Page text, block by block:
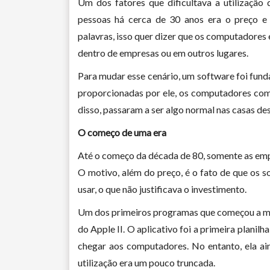
pessoas há cerca de 30 anos era o preço
palavras, isso quer dizer que os
dentro de empresas ou em outros lugares.
Para mudar esse cenário, um software foi
proporcionadas por ele, os computadores
disso, passaram a ser algo normal nas casas
O começo de uma era
Até o começo da década de 80, somente as
O motivo, além do preço, é o fato de que os
usar, o que não justificava o investimento.
Um dos primeiros programas que começou a
do Apple II. O aplicativo foi a primeira
chegar aos computadores. No entanto, ela
utilização era um pouco truncada.